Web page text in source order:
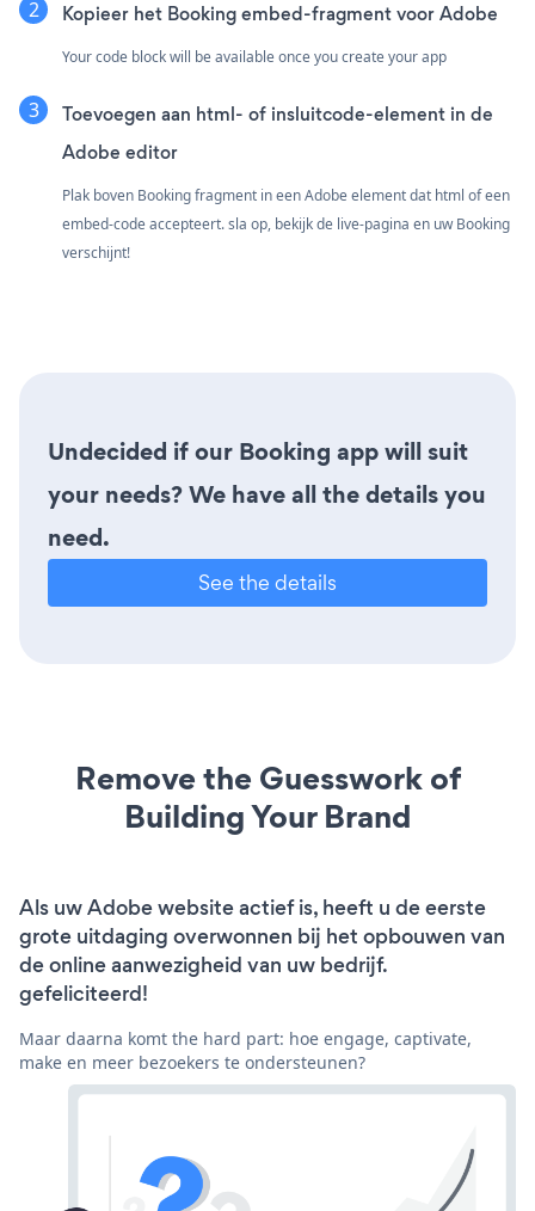
Kopieer het Booking embed-fragment voor Adobe
Your code block will be available once you create your app
Toevoegen aan html- of insluitcode-element in de
Adobe editor
Plak boven Booking fragment in een Adobe element dat html of een
embed-code accepteert. sla op, bekijk de live-pagina en uw Booking
verschijnt!
Undecided if our Booking app will suit
your needs? We have all the details you
need.
See the details
Remove the Guesswork of
Building Your Brand
Als uw Adobe website actief is, heeft u de eerste
grote uitdaging overwonnen bij het opbouwen van
de online aanwezigheid van uw bedrijf.
gefeliciteerd!
Maar daarna komt the hard part: hoe engage, captivate,
make en meer bezoekers te ondersteunen?